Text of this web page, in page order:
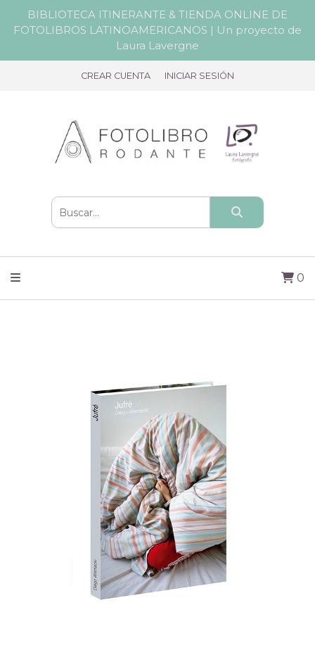
BIBLIOTECA ITINERANTE & TIENDA ONLINE DE
FOTOLIBROS LATINOAMERICANOS | Un proyecto de
Laura Lavergne
CREAR CUENTA INICIAR SESIÓN
0